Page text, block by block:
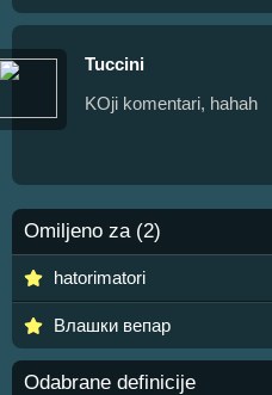
Tuccini
KOji komentari, hahah
Omiljeno za (2)
hatorimatori
Влашки вепар
Odabrane definicije